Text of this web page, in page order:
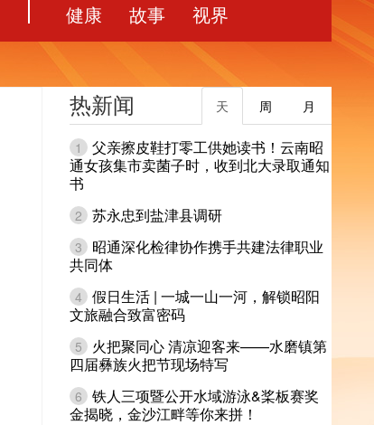
健康
故事 视界
热新闻 月
周
天
1
父亲擦皮鞋打零工供她读书！云南昭
通女孩集市卖菌子时，收到北大录取通知
书
2 苏永忠到盐津县调研
3
昭通深化检律协作携手共建法律职业
共同体
4 假日生活 | 一城一山一河，解锁昭阳
文旅融合致富密码
5
火把聚同心 清凉迎客来——水磨镇第
四届彝族火把节现场特写
6 铁人三项暨公开水域游泳&桨板赛奖
金揭晓，金沙江畔等你来拼！